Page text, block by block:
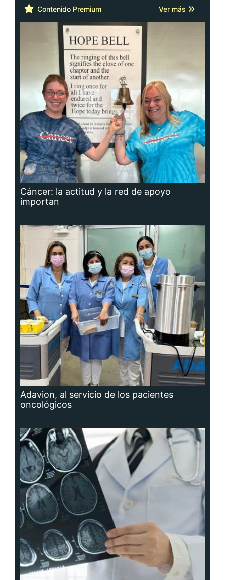
Contenido Premium Ver más
Cáncer: la actitud y la red de apoyo
importan
Adavion, al servicio de los pacientes
oncológicos